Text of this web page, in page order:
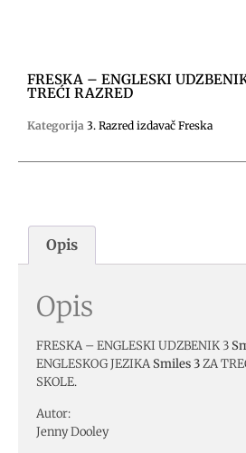
FRESKA – ENGLESKI
TREĆI RAZRED
Kategorija 3. Razred izdavač Freska
Opis
Opis
FRESKA – ENGLESKI UDZBENIK 3
ENGLESKOG JEZIKA Smiles 3ZA
SKOLE.
Autor:
Jenny Dooley